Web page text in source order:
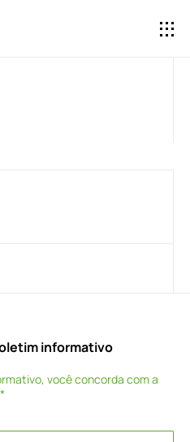
informativo
você concorda com a